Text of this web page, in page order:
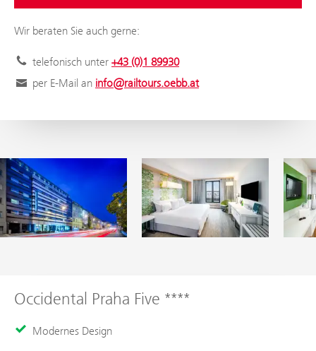
Wir beraten Sie auch gerne:
telefonisch unter +43 (0)1 89930
per E-Mail an info@railtours.oebb.at
Occidental Praha Five ****
Modernes Design